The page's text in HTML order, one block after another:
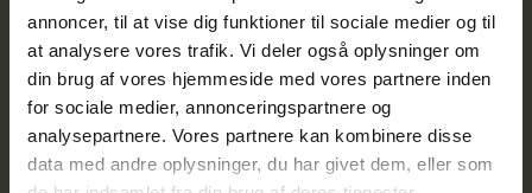
annoncer, til at vise dig funktioner til sociale medier og til
at analysere vores trafik. Vi deler også oplysninger om
din brug af vores hjemmeside med vores partnere inden
for sociale medier, annonceringspartnere og
analysepartnere. Vores partnere kan kombinere disse
data med andre oplysninger, du har givet dem, eller som